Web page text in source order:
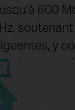
600
y
et sans